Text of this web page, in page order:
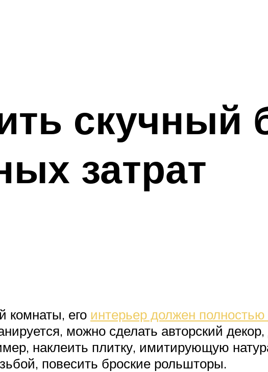
скучный
затрат
комнаты, его интерьер должен полностью
можно сделать авторский декор,
наклеить плитку, имитирующую
повесить броские рольшторы.